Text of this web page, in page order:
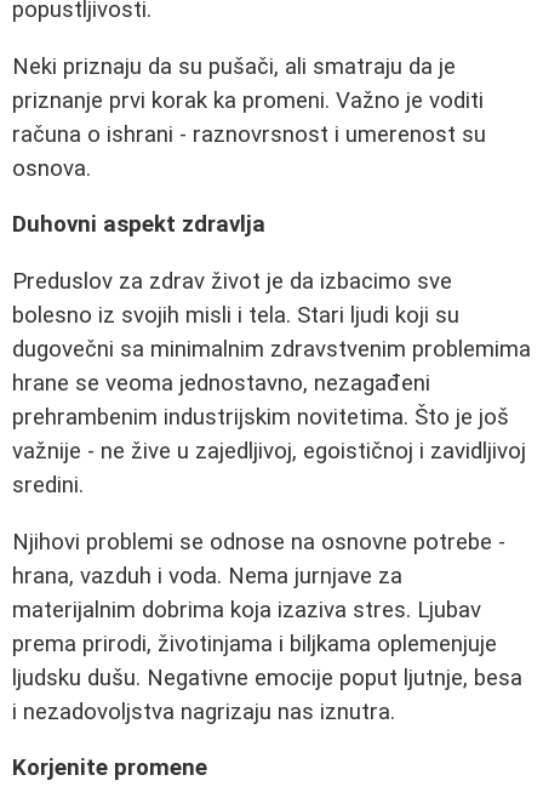
popustljivosti.
Neki priznaju da su pušači, ali smatraju da je
priznanje prvi korak ka promeni. Važno je voditi
računa o ishrani - raznovrsnost i umerenost su
osnova.
Duhovni aspekt zdravlja
Preduslov za zdrav život je da izbacimo sve
bolesno iz svojih misli i tela. Stari ljudi koji su
dugovečni sa minimalnim zdravstvenim problemima
hrane se veoma jednostavno, nezagađeni
prehrambenim industrijskim novitetima. Što je još
važnije - ne žive u zajedljivoj, egoističnoj i zavidljivoj
sredini.
Njihovi problemi se odnose na osnovne potrebe -
hrana, vazduh i voda. Nema jurnjave za
materijalnim dobrima koja izaziva stres. Ljubav
prema prirodi, životinjama i biljkama oplemenjuje
ljudsku dušu. Negativne emocije poput ljutnje, besa
i nezadovoljstva nagrizaju nas iznutra.
Korjenite promene